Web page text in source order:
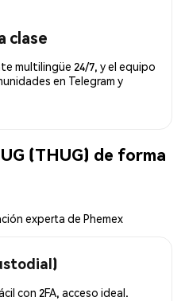
clase
multilingüe 24/7, y el equipo
en Telegram y
(THUG) de forma
experta de Phemex
con 2FA, acceso ideal.